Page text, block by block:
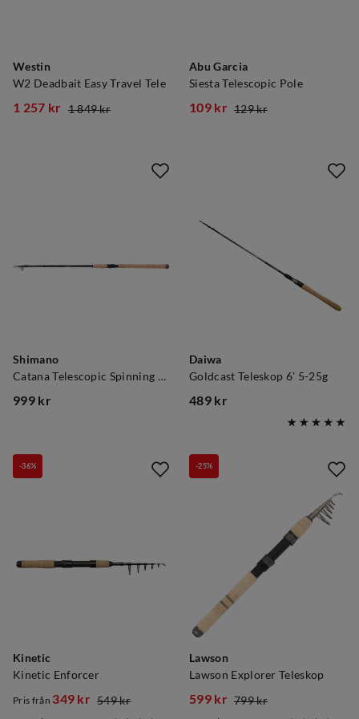
Westin
W2 Deadbait Easy Travel Tele
1 257 kr 1 849 kr
Abu Garcia
Siesta Telescopic Pole
109 kr 129 kr
Shimano
Catana Telescopic Spinning Black
999 kr
Daiwa
Goldcast Teleskop 6' 5-25g
489 kr
Kinetic
Kinetic Enforcer
-36%
discounted
Pris från 349 kr
original
549 kr
Lawson
Lawson Explorer Teleskop
-25%
discounted
599 kr
original
799 kr